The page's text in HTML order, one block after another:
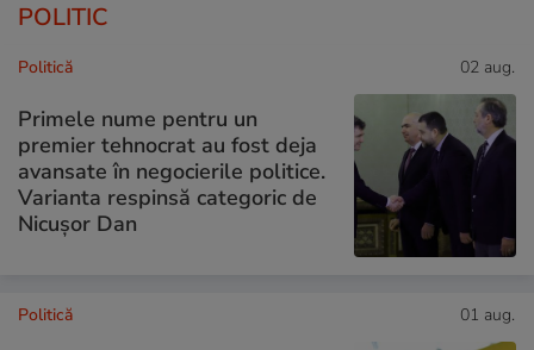
POLITIC
Politică 02 aug.
Primele nume pentru un
premier tehnocrat au fost deja
avansate în negocierile politice.
Varianta respinsă categoric de
Nicușor Dan
Politică 01 aug.